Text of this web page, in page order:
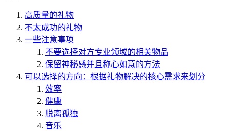
高质量的礼物
不太成功的礼物
一些注意事项
不要选择对方专业领域的相关物品
保留神秘感并且称心如意的方法
可以选择的方向：根据礼物解决的核心需求来划分
效率
健康
脱离孤独
音乐